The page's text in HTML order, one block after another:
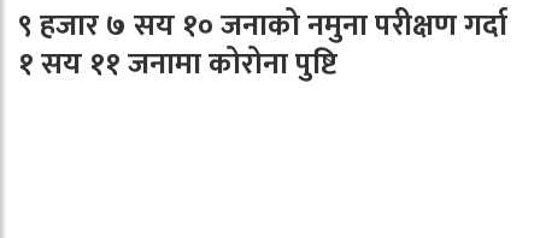
९ हजार ७ सय १० जनाको नमुना परीक्षण गर्दा
१ सय ११ जनामा कोरोना पुष्टि